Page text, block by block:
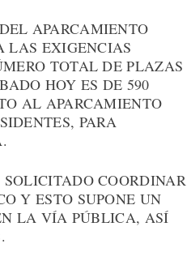
APARCAMIENTO
LAS EXIGENCIAS
TOTAL DE PLAZAS
HOY ES DE 590
AL APARCAMIENTO
PARA
COORDINAR
Y ESTO SUPONE UN
LA VÍA PÚBLICA, ASÍ